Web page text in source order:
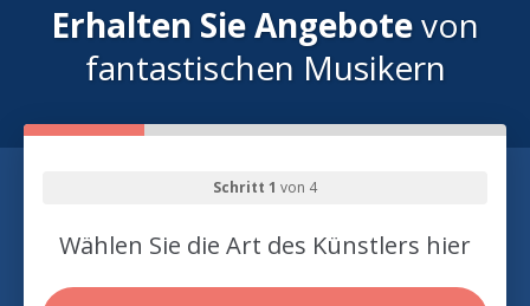
Erhalten Sie Angebotevon
fantastischen Musikern
Schritt 1 von 4
Wählen Sie die Art des Künstlers hier